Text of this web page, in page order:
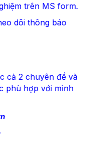
trên MS form.
dõi thông báo
cả 2 chuyên đề và
phù hợp với mình